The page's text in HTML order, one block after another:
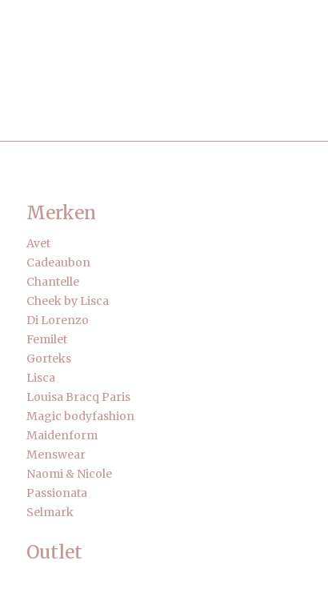
Merken
Avet
Cadeaubon
Chantelle
Cheek by Lisca
Di Lorenzo
Femilet
Gorteks
Lisca
Louisa Bracq Paris
Magic bodyfashion
Maidenform
Menswear
Naomi & Nicole
Passionata
Selmark
Outlet